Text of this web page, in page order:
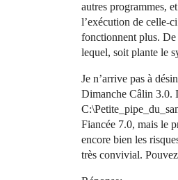
autres programmes,
l’exécution de celle-
fonctionnent plus. De
lequel, soit plante le
Je n’arrive pas à
Dimanche Câlin 3.0.
Fiancée 7.0, mais le
encore bien les
très convivial.